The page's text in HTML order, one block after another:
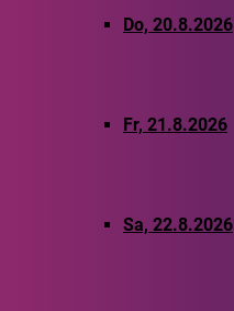
Do, 20.8.2026
Fr, 21.8.2026
Sa, 22.8.2026